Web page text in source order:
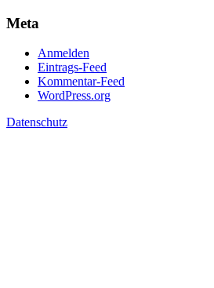
Meta
Anmelden
Eintrags-Feed
Kommentar-Feed
WordPress.org
Datenschutz